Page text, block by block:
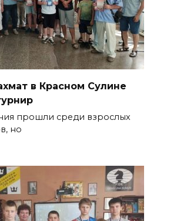
в Красном Сулине
прошли среди взрослых
но